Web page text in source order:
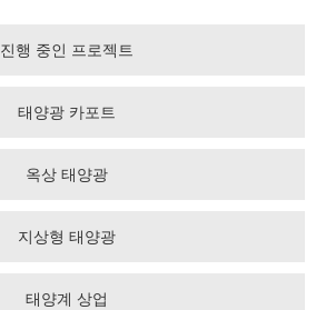
진행 중인 프로젝트
태양광 카포트
옥상 태양광
지상형 태양광
태양계 상업